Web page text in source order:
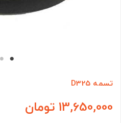
تسمه D325
13,650,000 تومان